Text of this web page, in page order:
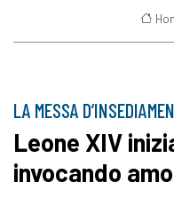
LA MESSA
Leone XIV
invocando